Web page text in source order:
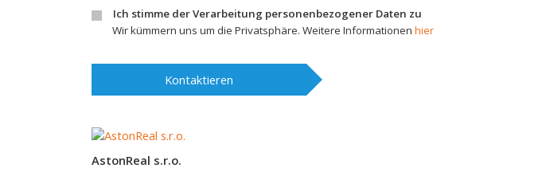
Ich stimme der Verarbeitung personenbezogener Daten zu
Wir kümmern uns um die Privatsphäre. Weitere Informationen hier
Kontaktieren
AstonReal s.r.o.